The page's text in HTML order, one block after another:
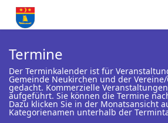
Termine
Der Terminkalender ist für
Gemeinde Neukirchen und der
gedacht. Kommerzielle
aufgeführt. Sie können die Termine
Dazu klicken Sie in der Monatsansicht
Kategorienamen unterhalb der